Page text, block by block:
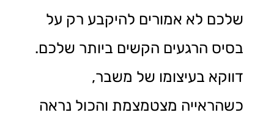
שלכם לא אמורים להיקבע רק על
בסיס הרגעים הקשים ביותר שלכם.
דווקא בעיצומו של משבר,
כשהראייה מצטמצמת והכול נראה